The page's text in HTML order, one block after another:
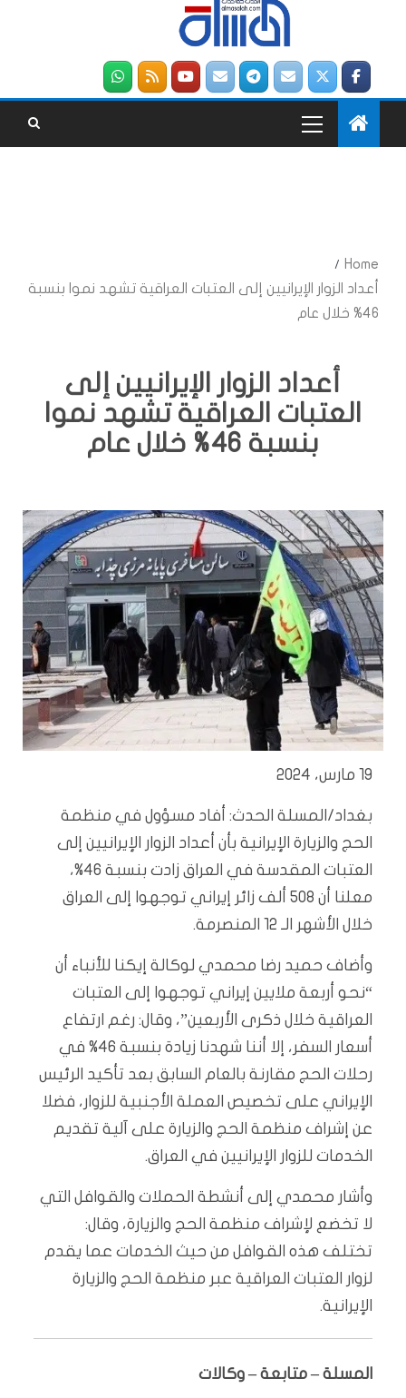
Home
أعداد الزوار الإيرانيين إلى العتبات العراقية تشهد نموا بنسبة
46% خلال عام
أعداد الزوار الإيرانيين إلى
العتبات العراقية تشهد نموا
بنسبة 46% خلال عام
19 مارس، 2024
بغداد/المسلة الحدث: أفاد مسؤول في منظمة
الحج والزيارة الإيرانية بأن أعداد الزوار الإيرانيين إلى
العتبات المقدسة في العراق زادت بنسبة 46%،
معلنا أن 508 ألف زائر إيراني توجهوا إلى العراق
خلال الأشهر الـ 12 المنصرمة.
وأضاف حميد رضا محمدي لوكالة إيكنا للأنباء أن
“نحو أربعة ملايين إيراني توجهوا إلى العتبات
العراقية خلال ذكرى الأربعين”، وقال: رغم ارتفاع
أسعار السفر، إلا أننا شهدنا زيادة بنسبة 46% في
رحلات الحج مقارنة بالعام السابق بعد تأكيد الرئيس
الإيراني على تخصيص العملة الأجنبية للزوار، فضلا
عن إشراف منظمة الحج والزيارة على آلية تقديم
الخدمات للزوار الإيرانيين في العراق.
وأشار محمدي إلى أنشطة الحملات والقوافل التي
لا تخضع لإشراف منظمة الحج والزيارة، وقال:
تختلف هذه القوافل من حيث الخدمات عما يقدم
لزوار العتبات العراقية عبر منظمة الحج والزيارة
الإيرانية.
المسلة – متابعة – وكالات